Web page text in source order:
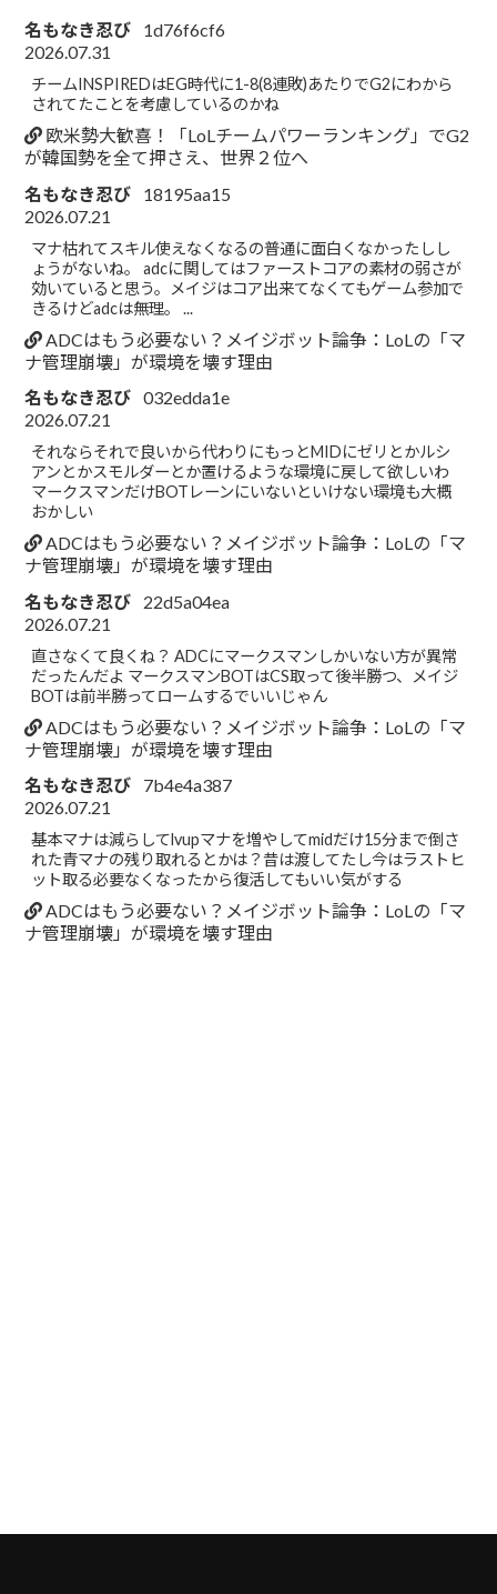
名もなき忍び
1d76f6cf6
2026.07.31
チームINSPIREDはEG時代に1-8(8連敗)あたりでG2にわから
されてたことを考慮しているのかね
欧米勢大歓喜！「LoLチームパワーランキング」でG2
が韓国勢を全て押さえ、世界２位へ
名もなき忍び
18195aa15
2026.07.21
マナ枯れてスキル使えなくなるの普通に面白くなかったしし
ょうがないね。 adcに関してはファーストコアの素材の弱さが
効いていると思う。メイジはコア出来てなくてもゲーム参加で
きるけどadcは無理。 ...
ADCはもう必要ない？メイジボット論争：LoLの「マ
ナ管理崩壊」が環境を壊す理由
名もなき忍び 032edda1e
2026.07.21
それならそれで良いから代わりにもっとMIDにゼリとかルシ
アンとかスモルダーとか置けるような環境に戻して欲しいわ
マークスマンだけBOTレーンにいないといけない環境も大概
おかしい
ADCはもう必要ない？メイジボット論争：LoLの「マ
ナ管理崩壊」が環境を壊す理由
名もなき忍び
22d5a04ea
2026.07.21
直さなくて良くね？ ADCにマークスマンしかいない方が異常
だったんだよ マークスマンBOTはCS取って後半勝つ、メイジ
BOTは前半勝ってロームするでいいじゃん
ADCはもう必要ない？メイジボット論争：LoLの「マ
ナ管理崩壊」が環境を壊す理由
名もなき忍び
7b4e4a387
2026.07.21
基本マナは減らしてlvupマナを増やしてmidだけ15分まで倒さ
れた青マナの残り取れるとかは？昔は渡してたし今はラストヒ
ット取る必要なくなったから復活してもいい気がする
ADCはもう必要ない？メイジボット論争：LoLの「マ
ナ管理崩壊」が環境を壊す理由